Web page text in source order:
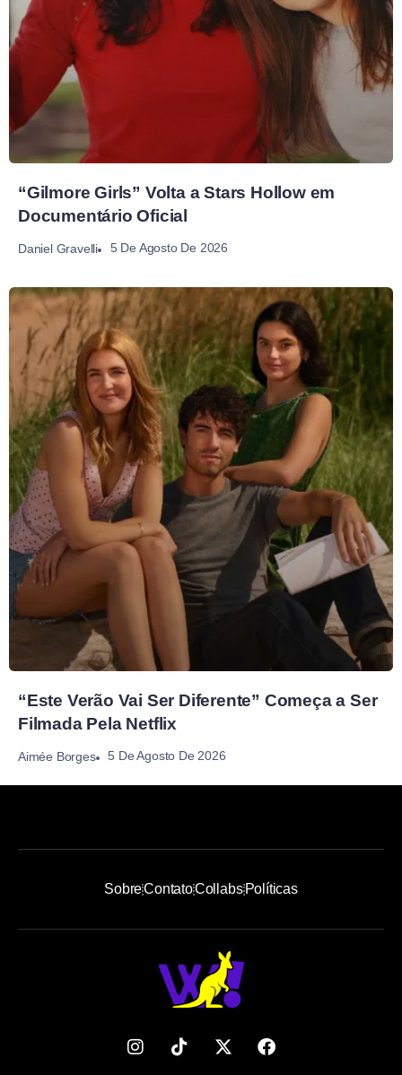
“Gilmore Girls” Volta a Stars Hollow em
Documentário Oficial
Daniel Gravelli 5 De Agosto De 2026
“Este Verão Vai Ser Diferente” Começa a Ser
Filmada Pela Netflix
Aimée Borges 5 De Agosto De 2026
SobreContatoCollabsPolíticas